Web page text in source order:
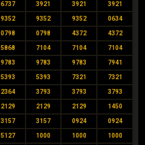
6737 3921 3921 3921
9352 9352 9352 0634
0798 0798 4372 4372
5868 7104 7104 7104
9783 9783 9783 7941
5393 5393 7321 7321
2364 3793 3793 3793
2129 2129 2129 1450
3157 3157 0924 0924
5127 1000 1000 1000